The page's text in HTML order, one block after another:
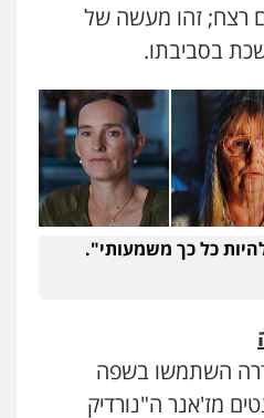
רצח; זהו מעשה של
בסביבתו.
כל כך משמעותי".
השתמשו בשפה
מז'אנר ה"נורדיק